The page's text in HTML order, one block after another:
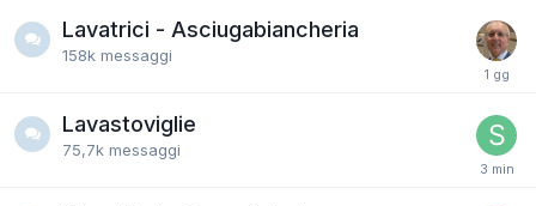
Lavatrici - Asciugabiancheria
158k messaggi
Lavastoviglie
75,7k messaggi